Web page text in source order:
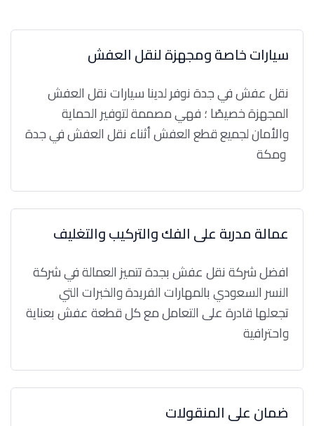
سيارات خاصة ومجهزة لنقل العفش
نقل عفش في جدة نوفر لدينا سيارات نقل العفش
المجهزة خصيصًا ؛ فهي مصممة لتوفير الحماية
والأمان لجميع قطع العفش أثناء نقل العفش في جدة
عمالة مدربة على الفك والتركيب والتغليف
افضل شركة نقل عفش بجدة تتميز العمالة في شركة
النسر السعودي بالمهارات الفريدة والخبرات التي
تجعلها قادرة على التعامل مع كل قطعة عفش بعناية
واحترافية
ضمان على المنقولات